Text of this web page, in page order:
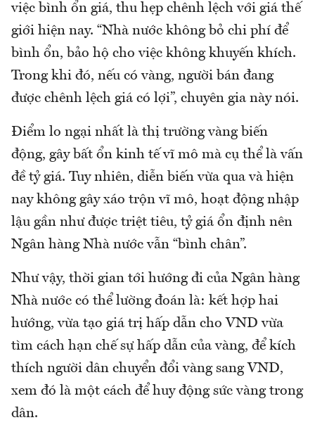
việc bình ổn giá, thu hẹp chênh lệch với giá thế
giới hiện nay. “Nhà nước không bỏ chi phí để
bình ổn, bảo hộ cho việc không khuyến khích.
Trong khi đó, nếu có vàng, người bán đang
được chênh lệch giá có lợi”, chuyên gia này nói.
Điểm lo ngại nhất là thị trường vàng biến
động, gây bất ổn kinh tế vĩ mô mà cụ thể là vấn
đề tỷ giá. Tuy nhiên, diễn biến vừa qua và hiện
nay không gây xáo trộn vĩ mô, hoạt động nhập
lậu gần như được triệt tiêu, tỷ giá ổn định nên
Ngân hàng Nhà nước vẫn “bình chân”.
Như vậy, thời gian tới hướng đi của Ngân hàng
Nhà nước có thể lường đoán là: kết hợp hai
hướng, vừa tạo giá trị hấp dẫn cho VND vừa
tìm cách hạn chế sự hấp dẫn của vàng, để kích
thích người dân chuyển đổi vàng sang VND,
xem đó là một cách để huy động sức vàng trong
dân.